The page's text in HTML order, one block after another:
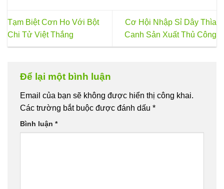
Tạm Biệt Cơn Ho Với Bột
Chi Tử Việt Thắng
Cơ Hội Nhập Sỉ Dây Thìa
Canh Sản Xuất Thủ Công
Để lại một bình luận
Email của bạn sẽ không được hiển thị công khai.
Các trường bắt buộc được đánh dấu *
Bình luận *